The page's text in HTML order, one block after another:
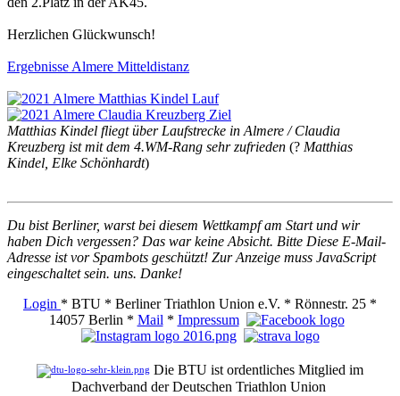
Herzlichen Glückwunsch!
Ergebnisse Almere Mitteldistanz
Matthias Kindel fliegt über Laufstrecke in Almere / Claudia
Kreuzberg ist mit dem 4.WM-Rang sehr zufrieden (? Matthias
Kindel, Elke Schönhardt)
Du bist Berliner, warst bei diesem Wettkampf am Start und wir
haben Dich vergessen? Das war keine Absicht. Bitte Diese E-Mail-
Adresse ist vor Spambots geschützt! Zur Anzeige muss JavaScript
eingeschaltet sein. uns. Danke!
Login * BTU * Berliner Triathlon Union e.V. * Rönnestr. 25 *
14057 Berlin * Mail* Impressum
Die BTU ist ordentliches Mitglied im
Dachverband der Deutschen Triathlon Union